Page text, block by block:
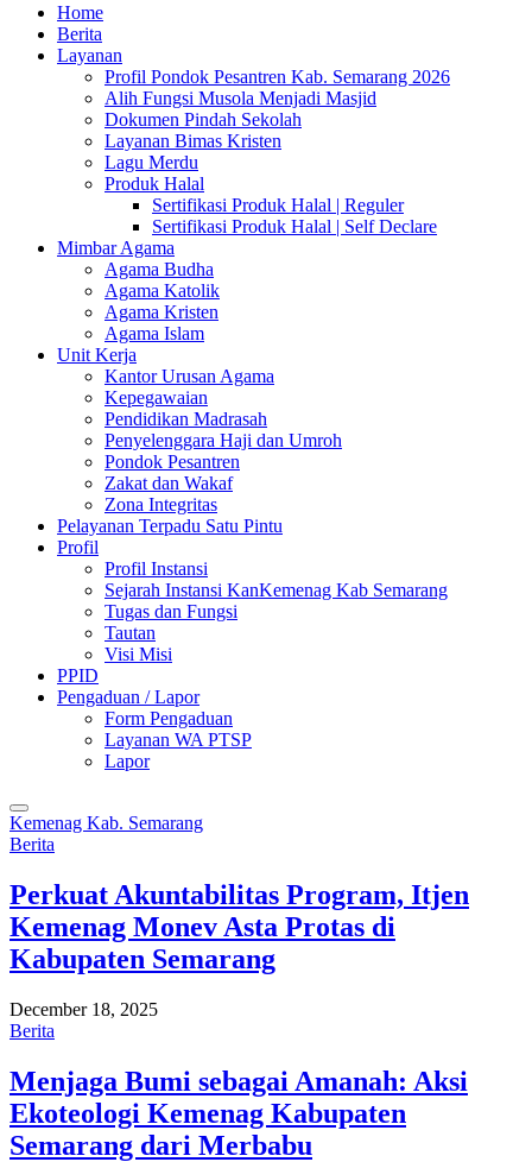
Home
Berita
Layanan
Profil Pondok Pesantren Kab. Semarang 2026
Alih Fungsi Musola Menjadi Masjid
Dokumen Pindah Sekolah
Layanan Bimas Kristen
Lagu Merdu
Produk Halal
Sertifikasi Produk Halal | Reguler
Sertifikasi Produk Halal | Self Declare
Mimbar Agama
Agama Budha
Agama Katolik
Agama Kristen
Agama Islam
Unit Kerja
Kantor Urusan Agama
Kepegawaian
Pendidikan Madrasah
Penyelenggara Haji dan Umroh
Pondok Pesantren
Zakat dan Wakaf
Zona Integritas
Pelayanan Terpadu Satu Pintu
Profil
Profil Instansi
Sejarah Instansi KanKemenag Kab Semarang
Tugas dan Fungsi
Tautan
Visi Misi
PPID
Pengaduan / Lapor
Form Pengaduan
Layanan WA PTSP
Lapor
Kemenag Kab. Semarang
Berita
Perkuat Akuntabilitas Program, Itjen
Kemenag Monev Asta Protas di
Kabupaten Semarang
December 18, 2025
Berita
Menjaga Bumi sebagai Amanah: Aksi
Ekoteologi Kemenag Kabupaten
Semarang dari Merbabu